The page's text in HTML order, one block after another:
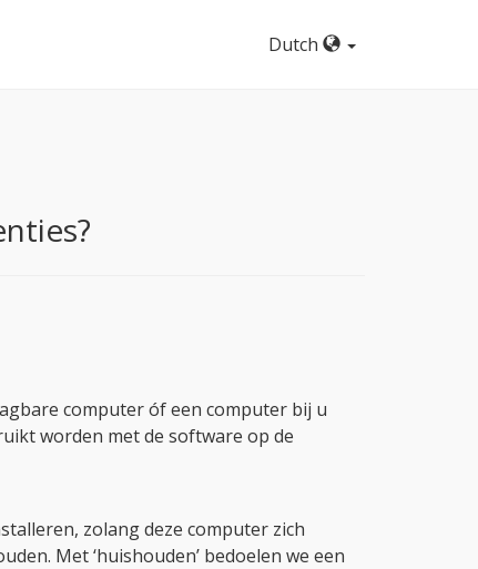
Dutch
computer óf een computer bij u
worden met de software op de
zolang deze computer zich
Met ‘huishouden’ bedoelen we een